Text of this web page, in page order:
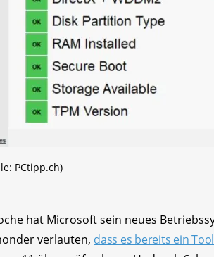
PCtipp.ch)
hat Microsoft sein neues
verlauten, dass es bereits ein